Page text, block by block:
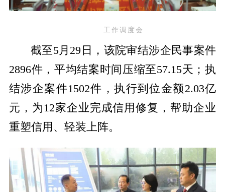
工作调度会
截至5月29日，该院审结涉企民事案件
2896件，平均结案时间压缩至57.15天；执
结涉企案件1502件，执行到位金额2.03亿
元，为12家企业完成信用修复，帮助企业
重塑信用、轻装上阵。